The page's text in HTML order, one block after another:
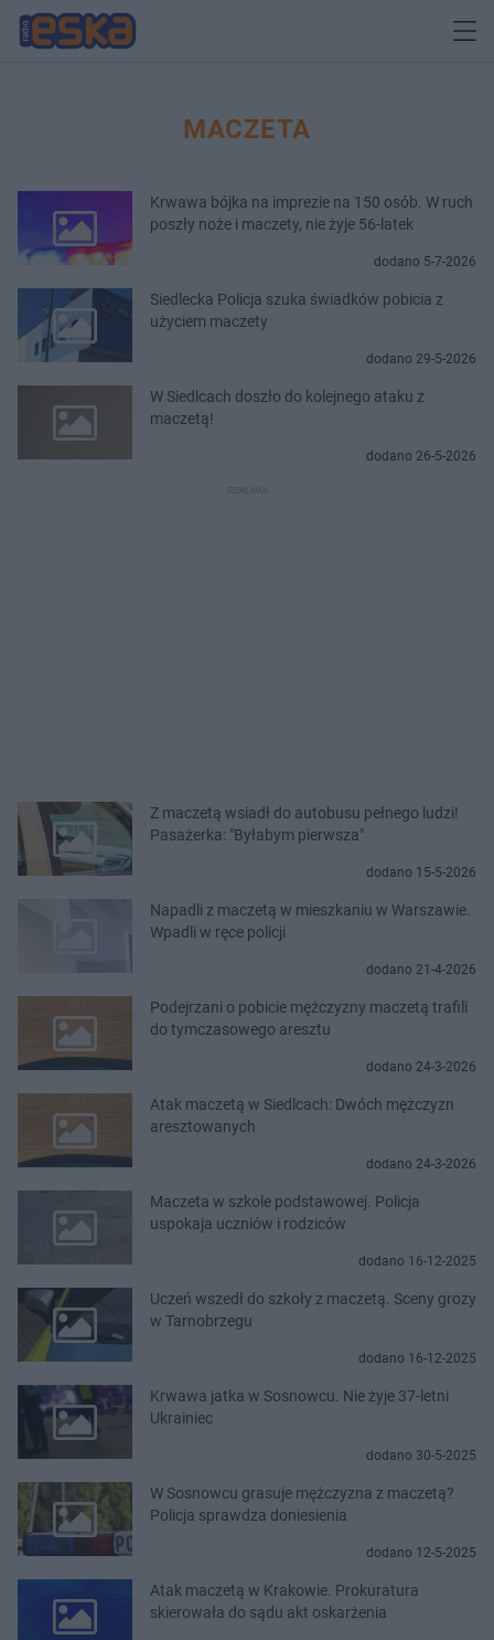
MACZETA
Krwawa bójka na imprezie na 150 osób. W ruch
poszły noże i maczety, nie żyje 56-latek
dodano 5-7-2026
Siedlecka Policja szuka świadków pobicia z
użyciem maczety
dodano 29-5-2026
W Siedlcach doszło do kolejnego ataku z
maczetą!
dodano 26-5-2026
Z maczetą wsiadł do autobusu pełnego ludzi!
Pasażerka: "Byłabym pierwsza"
dodano 15-5-2026
Napadli z maczetą w mieszkaniu w Warszawie.
Wpadli w ręce policji
dodano 21-4-2026
Podejrzani o pobicie mężczyzny maczetą trafili
do tymczasowego aresztu
dodano 24-3-2026
Atak maczetą w Siedlcach: Dwóch mężczyzn
aresztowanych
dodano 24-3-2026
Maczeta w szkole podstawowej. Policja
uspokaja uczniów i rodziców
dodano 16-12-2025
Uczeń wszedł do szkoły z maczetą. Sceny grozy
w Tarnobrzegu
dodano 16-12-2025
Krwawa jatka w Sosnowcu. Nie żyje 37-letni
Ukrainiec
dodano 30-5-2025
W Sosnowcu grasuje mężczyzna z maczetą?
Policja sprawdza doniesienia
dodano 12-5-2025
Atak maczetą w Krakowie. Prokuratura
skierowała do sądu akt oskarżenia